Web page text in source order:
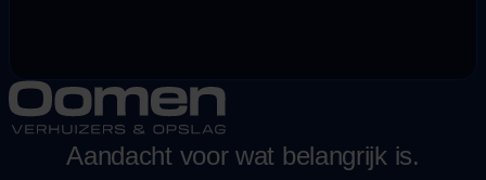
Aandacht voor wat belangrijk is.